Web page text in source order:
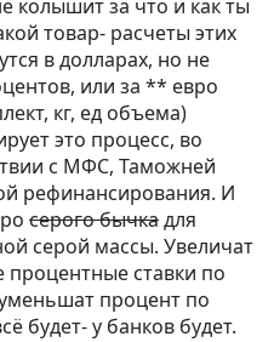
колышит за что и как ты
товар- расчеты этих
в долларах, но не
или за ** евро
кг, ед объема)
это процесс, во
с МФС, Таможней
рефинансирования. И
серого бычкадля
серой массы. Увеличат
ставки по
процент по
будет- у банков будет.